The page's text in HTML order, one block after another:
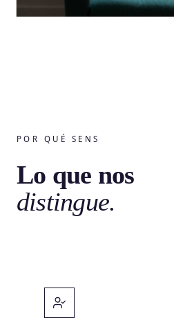
POR QUÉ SENS
Lo que nos
distingue.